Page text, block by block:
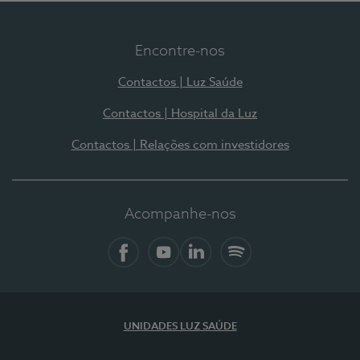
Encontre-nos
Contactos | Luz Saúde
Contactos | Hospital da Luz
Contactos | Relações com investidores
Acompanhe-nos
UNIDADES LUZ SAÚDE